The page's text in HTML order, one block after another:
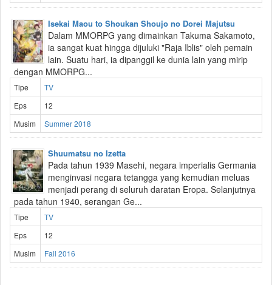
Isekai Maou to Shoukan Shoujo no Dorei Majutsu
Dalam MMORPG yang dimainkan Takuma Sakamoto,
ia sangat kuat hingga dijuluki "Raja Iblis" oleh pemain
lain. Suatu hari, ia dipanggil ke dunia lain yang mirip
dengan MMORPG...
Tipe
TV
Eps
12
Musim
Summer 2018
Shuumatsu no Izetta
Pada tahun 1939 Masehi, negara imperialis Germania
menginvasi negara tetangga yang kemudian meluas
menjadi perang di seluruh daratan Eropa. Selanjutnya
pada tahun 1940, serangan Ge...
Tipe
TV
Eps
12
Musim
Fall 2016